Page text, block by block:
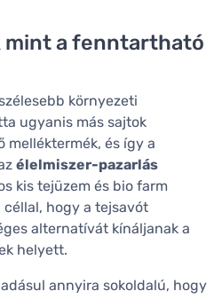
mint a fenntartható
környezeti
ugyanis más sajtok
melléktermék, és így a
élelmiszer-pazarlás
kis tejüzem és bio farm
hogy a tejsavót
alternatívát kínáljanak a
helyett.
annyira sokoldalú, hogy